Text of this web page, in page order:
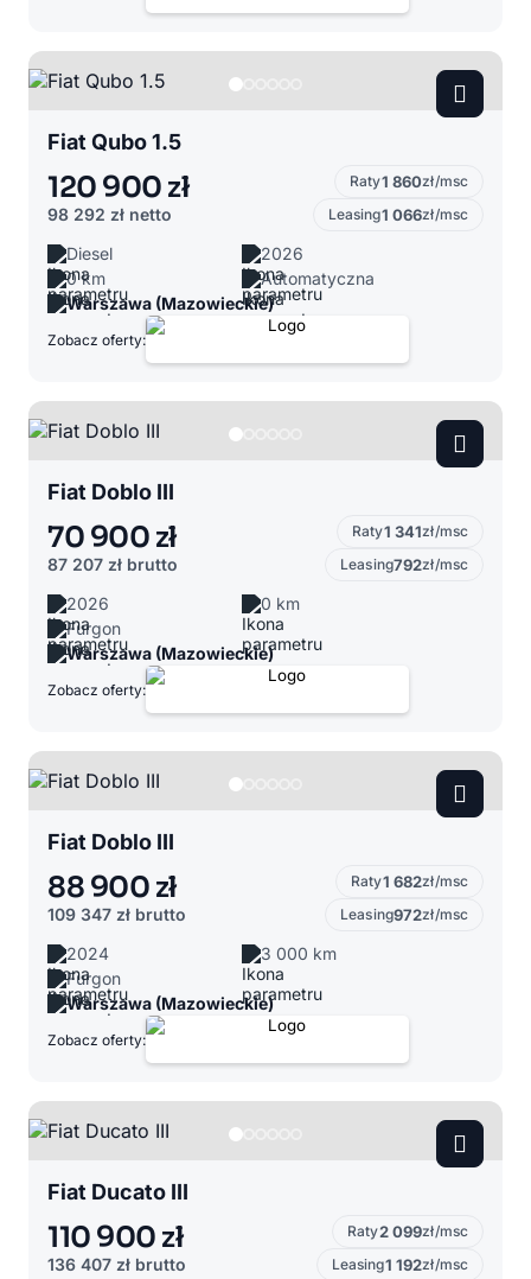
Fiat Qubo 1.5
120 900 zł
98 292 zł netto
Raty1 860zł/msc
Leasing1 066zł/msc
Diesel
2026
0 km
Automatyczna
Warszawa (Mazowieckie)
Zobacz oferty:
Fiat Doblo III
70 900 zł
87 207 zł brutto
Raty1 341zł/msc
Leasing792zł/msc
2026
0 km
Furgon
Warszawa (Mazowieckie)
Zobacz oferty:
Fiat Doblo III
88 900 zł
109 347 zł brutto
Raty1 682zł/msc
Leasing972zł/msc
2024
3 000 km
Furgon
Warszawa (Mazowieckie)
Zobacz oferty:
Fiat Ducato III
110 900 zł
136 407 zł brutto
Raty2 099zł/msc
Leasing1 192zł/msc